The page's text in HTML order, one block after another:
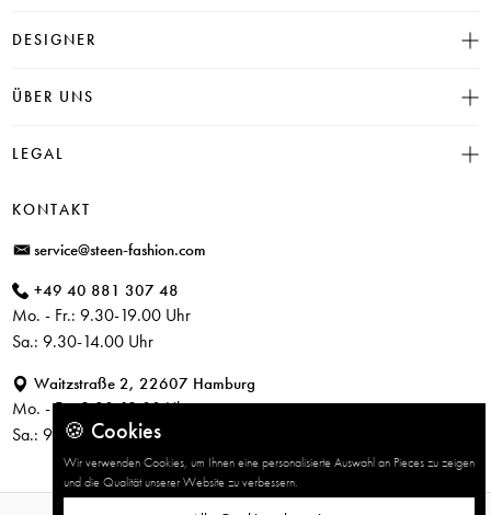
Größentabelle
Häufige Fragen
Rücksendung
DESIGNER
INSIEME
JUVIA
CANDICE COOPER
+ Mehr Designer
ÜBER UNS
Historie
LEGAL
Impressum
KONTAKT
service@steen-fashion.com
+49 40 881 307 48
Mo. - Fr.: 9.30-19.00 Uhr
Sa.: 9.30-14.00 Uhr
Waitzstraße 2, 22607 Hamburg
Mo. - Fr.: 9.30-19.00 Uhr
Sa.: 9.30-14.00 Uhr
🍪 Cookies
Wir verwenden Cookies, um Ihnen eine personalisierte Auswahl an Pieces zu zeigen
und die Qualität unserer Website zu verbessern.